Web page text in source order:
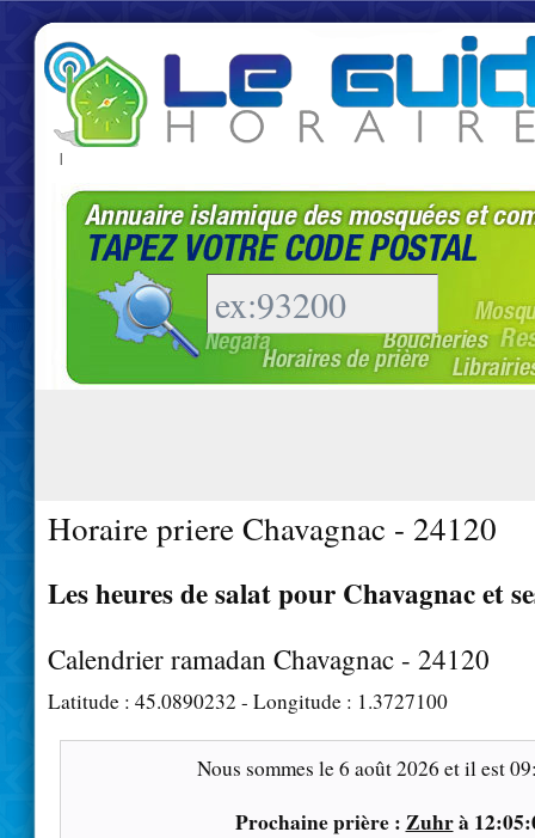
|
Horaire priere Chavagnac - 24120
Les heures de salat pour Chavagnac et
Calendrier ramadan Chavagnac - 24120
Latitude : 45.0890232 - Longitude : 1.3727100
Nous sommes le6 août 2026 et il est
Prochaine prière : Zuhrà